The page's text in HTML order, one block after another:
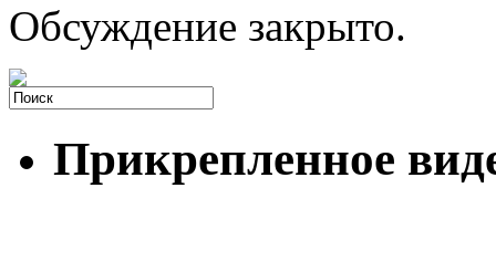
Обсуждение закрыто.
Прикрепленное